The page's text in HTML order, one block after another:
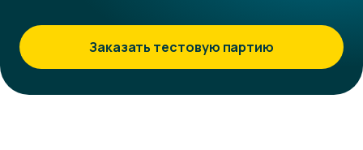
Заказать тестовую партию